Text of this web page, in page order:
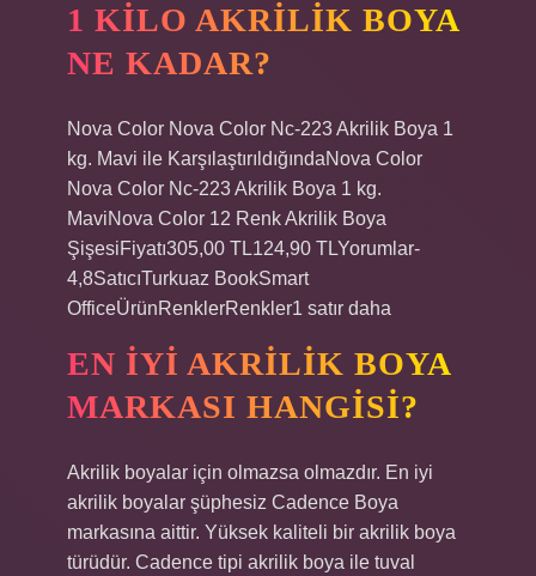
1 KILO AKRILIK BOYA
NE KADAR?
Nova Color Nova Color Nc-223 Akrilik Boya 1
kg. Mavi ile KarşılaştırıldığındaNova Color
Nova Color Nc-223 Akrilik Boya 1 kg.
MaviNova Color 12 Renk Akrilik Boya
ŞişesiFiyatı305,00 TL124,90 TLYorumlar-
4,8SatıcıTurkuaz BookSmart
OfficeÜrünRenklerRenkler1 satır daha
EN IYI AKRILIK BOYA
MARKASI HANGISI?
Akrilik boyalar için olmazsa olmazdır. En iyi
akrilik boyalar şüphesiz Cadence Boya
markasına aittir. Yüksek kaliteli bir akrilik boya
türüdür. Cadence tipi akrilik boya ile tuval